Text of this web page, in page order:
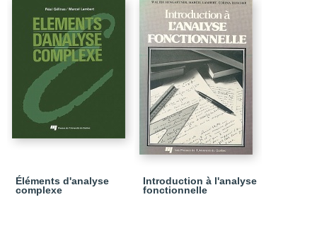
Éléments d'analyse
complexe
Introduction à l'analyse
fonctionnelle